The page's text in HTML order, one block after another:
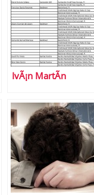
IvÃ¡n MartÃ­n